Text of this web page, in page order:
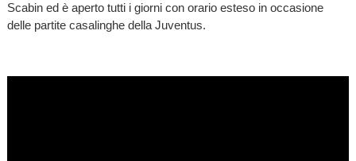
Scabin ed è aperto tutti i giorni con orario esteso in occasione
delle partite casalinghe della Juventus.